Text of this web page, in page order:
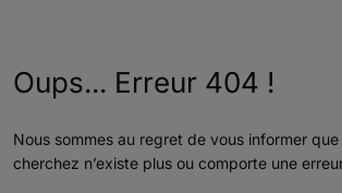
Oups... Erreur 404 !
Nous sommes au regret de vous informer
cherchez n’existe plus ou comporte une